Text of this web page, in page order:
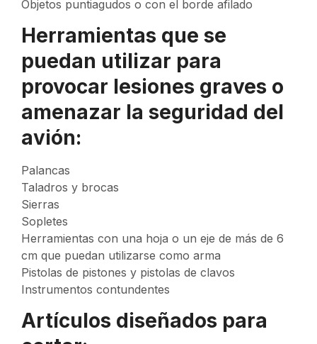
Objetos puntiagudos o con el borde afilado
Herramientas que se
puedan utilizar para
provocar lesiones graves o
amenazar la seguridad del
avión:
Palancas
Taladros y brocas
Sierras
Sopletes
Herramientas con una hoja o un eje de más de 6
cm que puedan utilizarse como arma
Pistolas de pistones y pistolas de clavos
Instrumentos contundentes
Artículos diseñados para